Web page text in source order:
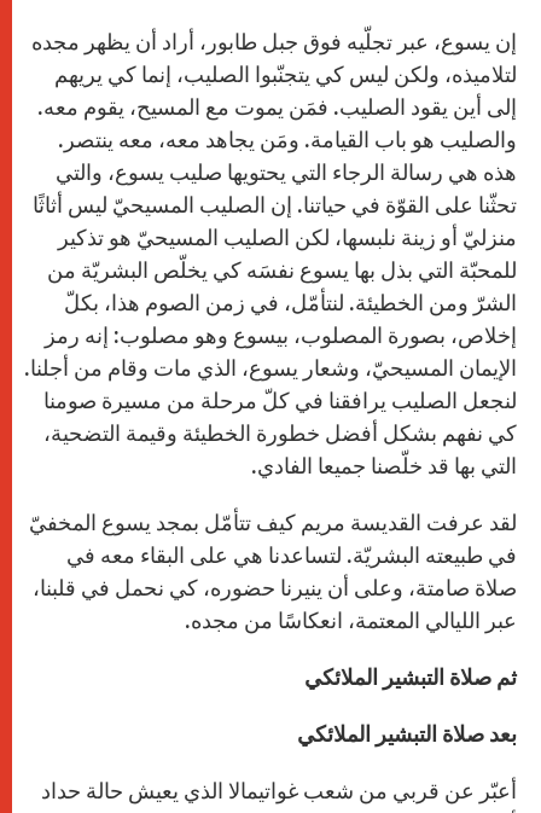
إن يسوع، عبر تجلّيه فوق جبل طابور، أراد أن يظهر مجده
لتلاميذه، ولكن ليس كي يتجنّبوا الصليب، إنما كي يريهم
إلى أين يقود الصليب. فمَن يموت مع المسيح، يقوم معه.
والصليب هو باب القيامة. ومَن يجاهد معه، معه ينتصر.
هذه هي رسالة الرجاء التي يحتويها صليب يسوع، والتي
تحثّنا على القوّة في حياتنا. إن الصليب المسيحيّ ليس أثاثًا
منزليّ أو زينة نلبسها، لكن الصليب المسيحيّ هو تذكير
للمحبّة التي بذل بها يسوع نفسَه كي يخلّص البشريّة من
الشرّ ومن الخطيئة. لنتأمّل، في زمن الصوم هذا، بكلّ
إخلاص، بصورة المصلوب، بيسوع وهو مصلوب: إنه رمز
الإيمان المسيحيّ، وشعار يسوع، الذي مات وقام من أجلنا.
لنجعل الصليب يرافقنا في كلّ مرحلة من مسيرة صومنا
كي نفهم بشكل أفضل خطورة الخطيئة وقيمة التضحية،
التي بها قد خلّصنا جميعا الفادي.
لقد عرفت القديسة مريم كيف تتأمّل بمجد يسوع المخفيّ
في طبيعته البشريّة. لتساعدنا هي على البقاء معه في
صلاة صامتة، وعلى أن ينيرنا حضوره، كي نحمل في قلبنا،
عبر الليالي المعتمة، انعكاسًا من مجده.
ثم صلاة التبشير الملائكي
بعد صلاة التبشير الملائكي
أعبّر عن قربي من شعب غواتيمالا الذي يعيش حالة حداد